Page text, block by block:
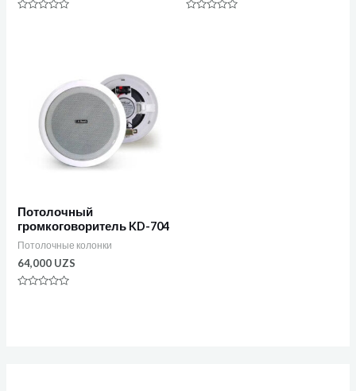
Потолочный
громкоговоритель KD-704
Потолочные колонки
64,000 UZS